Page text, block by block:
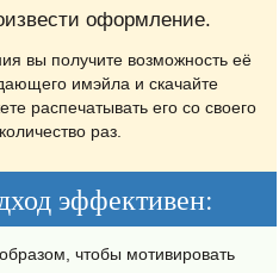
оформление.
вы получите возможность её
имэйла и скачайте
распечатывать его со своего
раз.
эффективен:
чтобы мотивировать